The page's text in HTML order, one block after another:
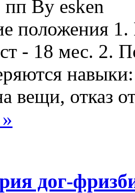
пп By esken
положения
- 18 мес. 2.
вещи, отказ
дог-